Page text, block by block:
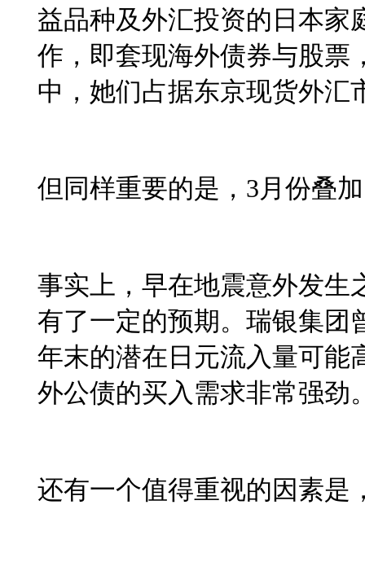
益品种及外汇投资的日本家
作，即套现海外债券与股票
中，她们占据东京现货外汇
但同样重要的是， 3月份叠
事实上，早在地震意外发生
有了一定的预期。瑞银集团
年末的潜在日元流入量可能
外公债的买入需求非常强劲
还有一个值得重视的因素是